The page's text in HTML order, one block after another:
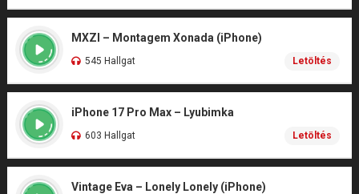
MXZI – Montagem Xonada (iPhone)
545 Hallgat Letöltés
iPhone 17 Pro Max – Lyubimka
603 Hallgat Letöltés
Vintage Eva – Lonely Lonely (iPhone)